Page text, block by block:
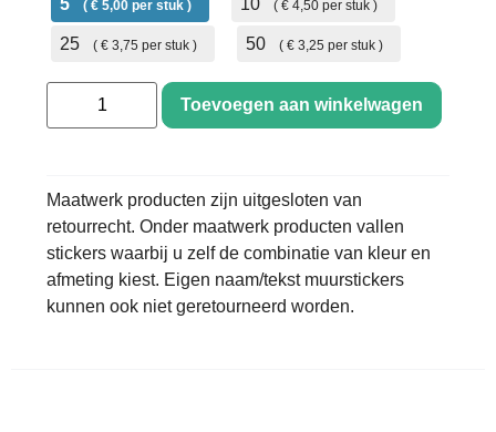
5 € 5,00 10 € 4,50
25 € 3,75 50 € 3,25
Toevoegen aan winkelwagen
Maatwerk producten zijn uitgesloten van
retourrecht. Onder maatwerk producten vallen
stickers waarbij u zelf de combinatie van kleur en
afmeting kiest. Eigen naam/tekst muurstickers
kunnen ook niet geretourneerd worden.